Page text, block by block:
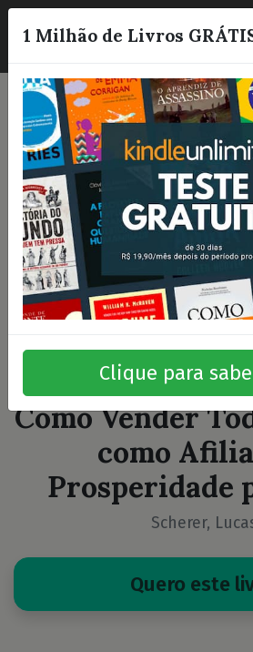
Como Vender
como
Prosperidade
Scherer,
Quero este
1 Milhão de Livros
Clique para